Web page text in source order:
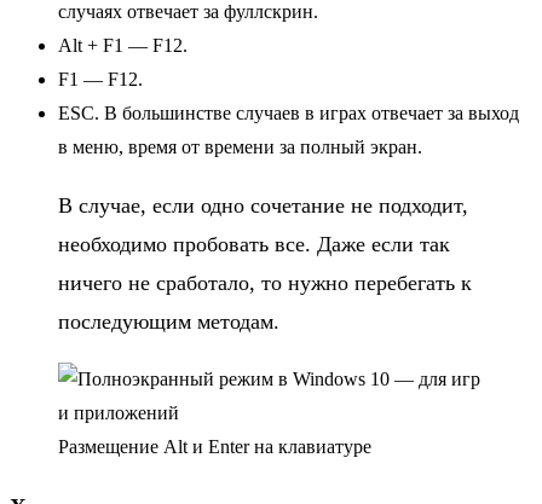
случаях отвечает за фуллскрин.
Alt + F1 — F12.
F1 — F12.
ESC. В большинстве случаев в играх отвечает за выход
в меню, время от времени за полный экран.
В случае, если одно сочетание не подходит,
необходимо пробовать все. Даже если так
ничего не сработало, то нужно перебегать к
последующим методам.
Размещение Alt и Enter на клавиатуре